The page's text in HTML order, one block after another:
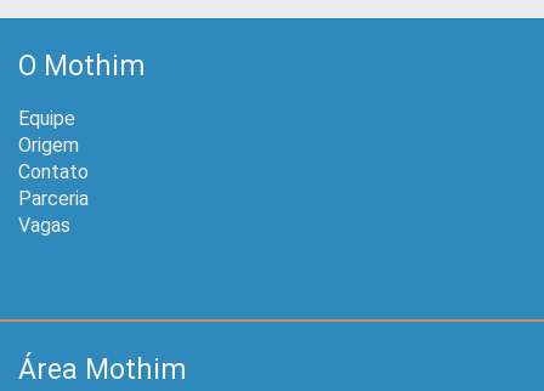
O Mothim
Equipe
Origem
Contato
Parceria
Vagas
Área Mothim